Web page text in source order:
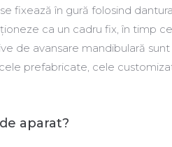
fixează în gură folosind
ca un cadru fix, în timp
de avansare mandibulară
prefabricate, cele
aparat?